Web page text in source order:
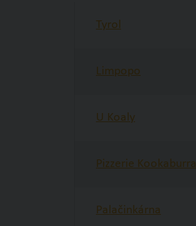
Tyrol
Limpopo
U Koaly
Pizzerie Kookaburra
Palačinkárna